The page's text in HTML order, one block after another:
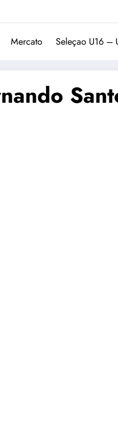
Mercato Seleçao U16 –